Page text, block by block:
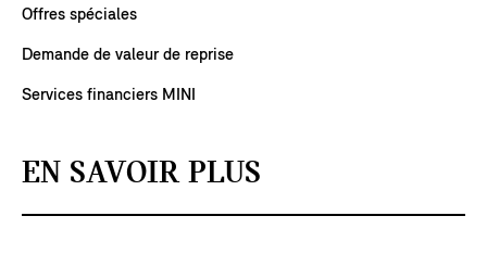
Offres spéciales
Demande de valeur de reprise
Services financiers MINI
EN SAVOIR PLUS